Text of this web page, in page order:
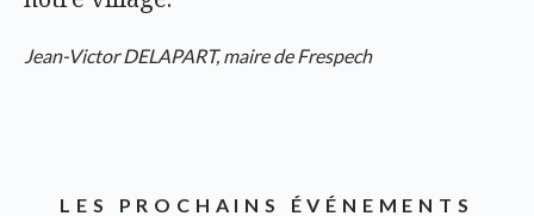
Jean-Victor DELAPART, maire de Frespech
LES PROCHAINS ÉVÉNEMENTS